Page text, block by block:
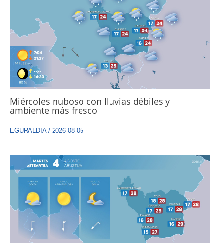
Miércoles nuboso con lluvias débiles y
ambiente más fresco
EGURALDIA/ 2026-08-05